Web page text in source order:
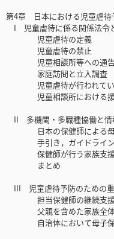
第4章 日本における児童虐待
I 児童虐待に係る関係法令
児童虐待の定義
児童虐待の禁止
児童相談所等への通
家庭訪問と立入調査
児童虐待が行われてい
児童相談所における援
II 多機関・多職種協働と情
日本の保健師による母
手引き，ガイドライン
保健師が行う家族支援の
まとめ
III 児童虐待予防のための
担当保健師の継続支援
父親を含めた家族全体
自治体において母子保健